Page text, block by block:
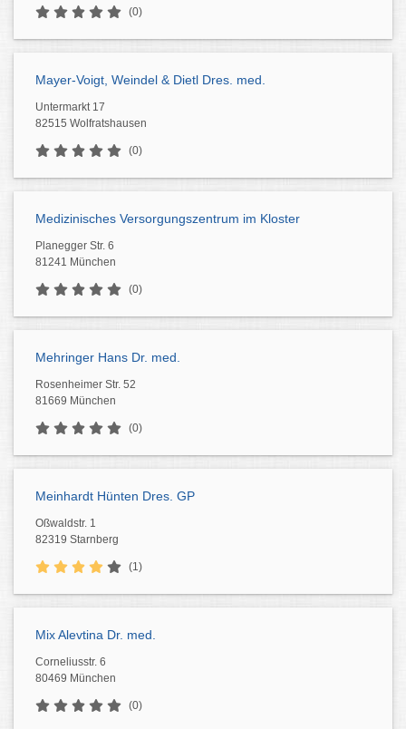
(0)
Mayer-Voigt, Weindel & Dietl Dres. med.
Untermarkt 17
82515 Wolfratshausen
(0)
Medizinisches Versorgungszentrum im Kloster
Planegger Str. 6
81241 München
(0)
Mehringer Hans Dr. med.
Rosenheimer Str. 52
81669 München
(0)
Meinhardt Hünten Dres. GP
Oßwaldstr. 1
82319 Starnberg
(1)
Mix Alevtina Dr. med.
Corneliusstr. 6
80469 München
(0)